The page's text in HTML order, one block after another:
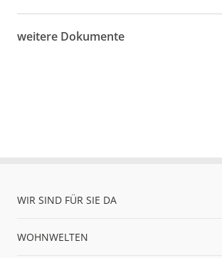
weitere Dokumente
WIR SIND FÜR SIE DA
WOHNWELTEN